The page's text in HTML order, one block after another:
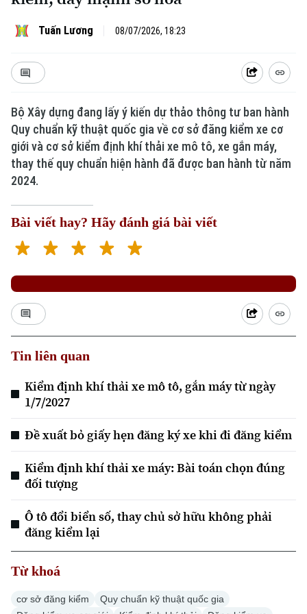
Xu hướng
Tuấn Lương 08/07/2026, 18:23
Bộ Xây dựng đang lấy ý kiến dự thảo thông tư ban hành
Quy chuẩn kỹ thuật quốc gia về cơ sở đăng kiểm xe cơ
giới và cơ sở kiểm định khí thải xe mô tô, xe gắn máy,
thay thế quy chuẩn hiện hành đã được ban hành từ năm
2024.
Bài viết hay? Hãy đánh giá bài viết
Tin liên quan
Kiểm định khí thải xe mô tô, gắn máy từ ngày
1/7/2027
Đề xuất bỏ giấy hẹn đăng ký xe khi đi đăng kiểm
Kiểm định khí thải xe máy: Bài toán chọn đúng
đối tượng
Ô tô đổi biển số, thay chủ sở hữu không phải
đăng kiểm lại
Từ khoá
cơ sở đăng kiểm
Quy chuẩn kỹ thuật quốc gia